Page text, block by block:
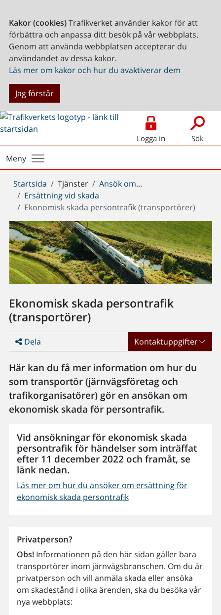
Kakor (cookies)Trafikverket använder kakor för att
förbättra och anpassa ditt besök på vår webbplats.
Genom att använda webbplatsen accepterar du
användandet av dessa kakor.
Läs mer om kakor och hur du avaktiverar dem
Jag förstår
Logga in Sök
Meny
Du
är
här:
Startsida Tjänster
Ansök om...
Ersättning vid skada
Ekonomisk skada persontrafik (transportörer)
Ekonomisk skada persontrafik
(transportörer)
Dela Kontaktuppgifter
Här kan du få mer information om hur du
som transportör (järnvägsföretag och
trafikorganisatörer) gör en ansökan om
ekonomisk skada för persontrafik.
Vid ansökningar för ekonomisk skada
persontrafik för händelser som inträffat
efter 11 december 2022 och framåt, se
länk nedan.
Läs mer om hur du ansöker om ersättning för
ekonomisk skada persontrafik
Privatperson?
Obs!Informationen på den här sidan gäller bara
transportörer inom järnvägsbranschen. Om du är
privatperson och vill anmäla skada eller ansöka
om skadestånd i olika ärenden, ska du besöka vår
nya webbplats: